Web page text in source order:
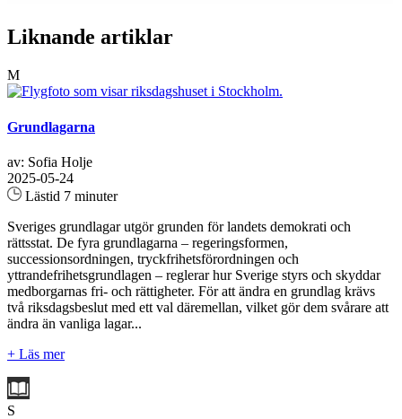
Liknande artiklar
M
Grundlagarna
av: Sofia Holje
2025-05-24
Lästid 7 minuter
Sveriges grundlagar utgör grunden för landets demokrati och
rättsstat. De fyra grundlagarna – regeringsformen,
successionsordningen, tryckfrihetsförordningen och
yttrandefrihetsgrundlagen – reglerar hur Sverige styrs och skyddar
medborgarnas fri- och rättigheter. För att ändra en grundlag krävs
två riksdagsbeslut med ett val däremellan, vilket gör dem svårare att
ändra än vanliga lagar...
+ Läs mer
S